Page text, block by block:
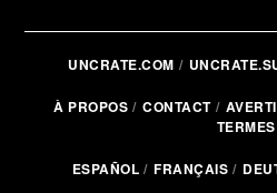
UNCRATE.COM
À PROPOS CONTACT
TERMES
ESPAÑOL FRANÇAIS